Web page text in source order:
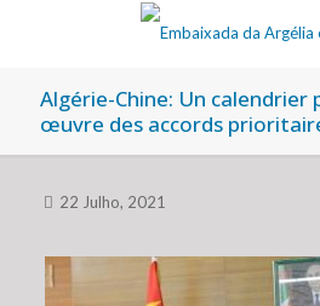
Algérie-Chine: Un calendrier
œuvre des accords
22 Julho, 2021